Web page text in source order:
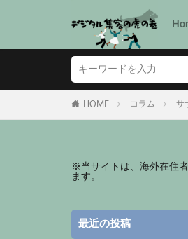
HOME コラム サ
※ 当サイトは、海外在住
ます。
最近の投稿